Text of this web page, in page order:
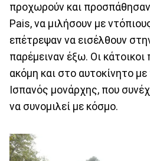
προχωρούν και
Pais, να μιλήσουν με
επέτρεψαν να εισέλθουν
παρέμειναν έξω. Οι
ακόμη και στο αυτοκίνητο
Ισπανός μονάρχης, που
να συνομιλεί με κόσμο.